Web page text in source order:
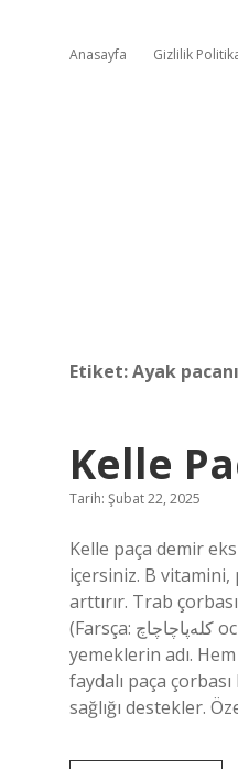
Anasayfa Gizlilik
Etiket:Ayak
Kelle
Tarih: Şubat 22, 2025
Kelle paça demir
içersiniz. B
arttırır. Trab
(Farsça: کله‌پاچاچاچ ocket, Kalepaça), küçük ve sığır bölümleri (kale; کله) ve ayak (trabing, پاچه); Onlardan
yemeklerin adı.
faydalı paça
sağlığı destekler.